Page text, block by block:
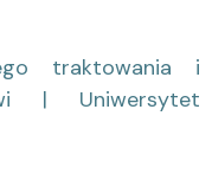
traktowania i
| Uniwersytet